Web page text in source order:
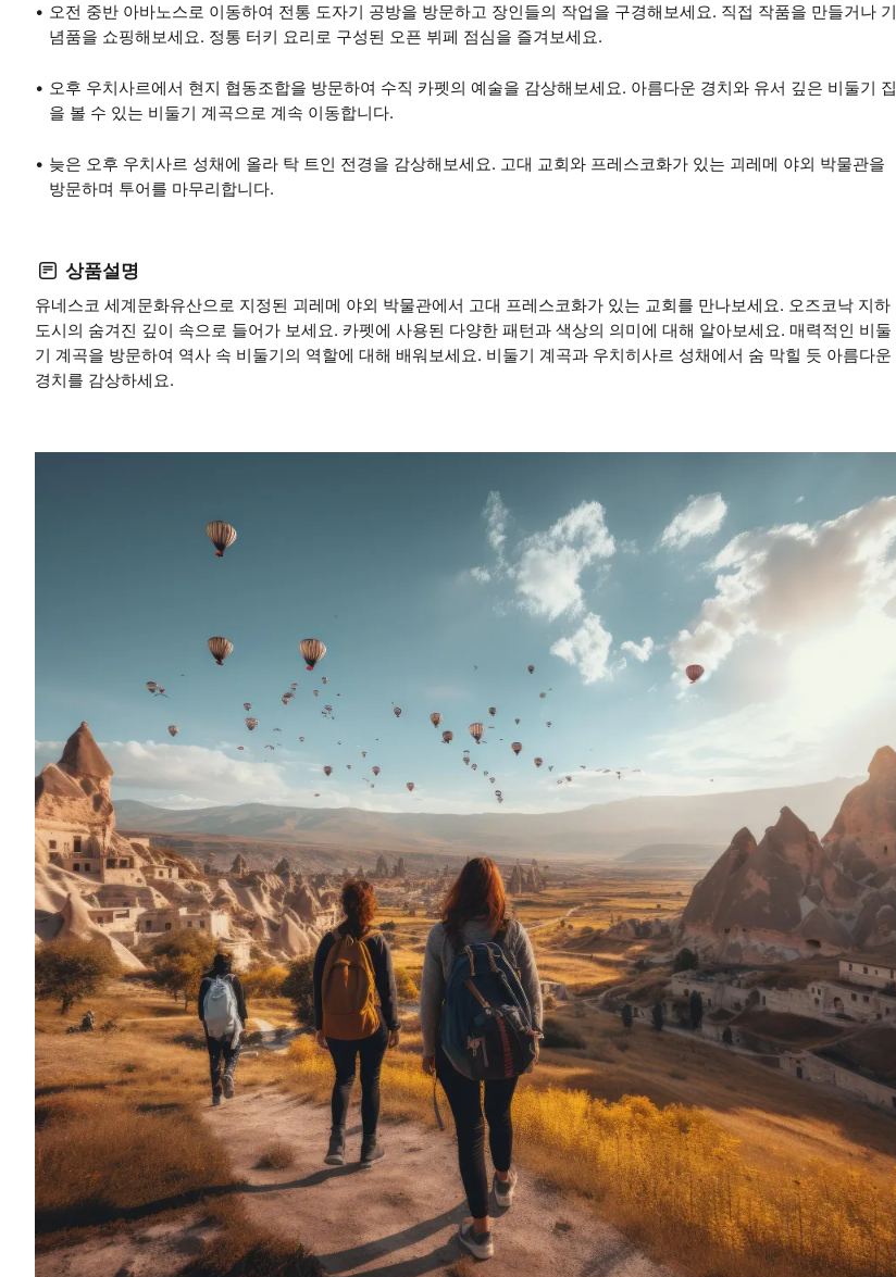
오전 중반 아바노스로 이동하여 전통 도자기 공방을 방문하고 장인들의 작업을 구경해보세요. 직접 작품을 만들거나 기
념품을 쇼핑해보세요. 정통 터키 요리로 구성된 오픈 뷔페 점심을 즐겨보세요.
오후 우치사르에서 현지 협동조합을 방문하여 수직 카펫의 예술을 감상해보세요. 아름다운 경치와 유서 깊은 비둘기 집
을 볼 수 있는 비둘기 계곡으로 계속 이동합니다.
늦은 오후 우치사르 성채에 올라 탁 트인 전경을 감상해보세요. 고대 교회와 프레스코화가 있는 괴레메 야외 박물관을
방문하며 투어를 마무리합니다.
상품설명
유네스코 세계문화유산으로 지정된 괴레메 야외 박물관에서 고대 프레스코화가 있는 교회를 만나보세요. 오즈코낙 지하
도시의 숨겨진 깊이 속으로 들어가 보세요. 카펫에 사용된 다양한 패턴과 색상의 의미에 대해 알아보세요. 매력적인 비둘
기 계곡을 방문하여 역사 속 비둘기의 역할에 대해 배워보세요. 비둘기 계곡과 우치히사르 성채에서 숨 막힐 듯 아름다운
경치를 감상하세요.